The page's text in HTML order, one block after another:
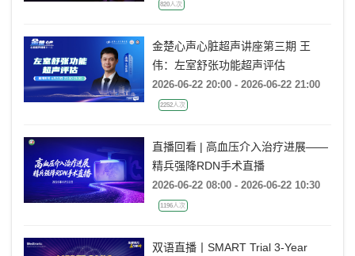
820人次
金楚心声心脏超声讲座第三期 王
伟：左室舒张功能超声评估
2026-06-22 20:00 - 2026-06-22 21:00
2252人次
直播回看 | 高血压介入治疗进展——
精兵强降RDN手术直播
2026-06-22 08:00 - 2026-06-22 10:30
1196人次
双语直播丨SMART Trial 3-Year